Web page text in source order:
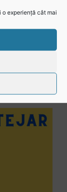
experiență cât mai